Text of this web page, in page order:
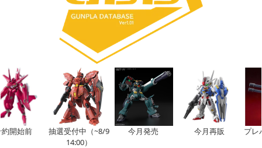
始前
抽選受付中（~8/9
14:00）
今月発売 今月再販 プレバ